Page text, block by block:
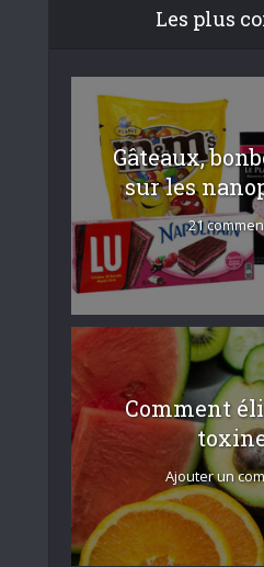
Les plus
Gâteaux,
sur les
21
Comment
Ajouter un